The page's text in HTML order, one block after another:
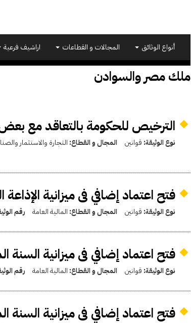
أنواع الوثائق المجالات و القطاعات اراشيف فرعية
ملك مصر والسوادن
الترخيص للحكومة بالتعاقد مع بعض
نوع الوثيقة: قوانين المجال و القطاع: التجارة والاستثمار
فتح اعتماد إضافي فى ميزانية الإذاعة
نوع الوثيقة: قوانين المجال و القطاع: المالية العامة رقم
فتح اعتماد إضافي فى ميزانية السنة المالية
نوع الوثيقة: قوانين المجال و القطاع: المالية العامة رقم
فتح اعتماد إضافي فى ميزانية السنة المالية